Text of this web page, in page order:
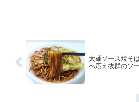
太麺ソース焼そ
べ応え抜群のソ